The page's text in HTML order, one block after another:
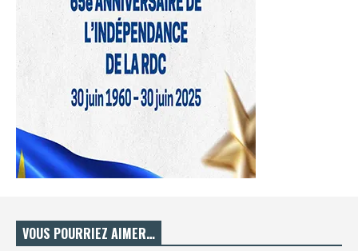
VOUS POURRIEZ AIMER…